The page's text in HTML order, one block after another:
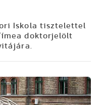
Iskola tisztelettel
doktorjelölt